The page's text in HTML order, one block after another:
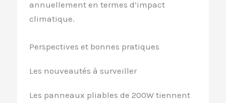
annuellement en termes d’impact
climatique.
Perspectives et bonnes pratiques
Les nouveautés à surveiller
Les panneaux pliables de 200W tiennent